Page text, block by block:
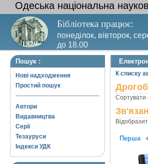
Одеська національна
Бібліотека працює:
понеділок, вівторок,
до 18.00
Вихідний день –
Пошук :
Нові надходження
Простий пошук
Автори
Видавництва
Серії
Тезауруси
Індекси УДК
К списку
Сортувати
Перша